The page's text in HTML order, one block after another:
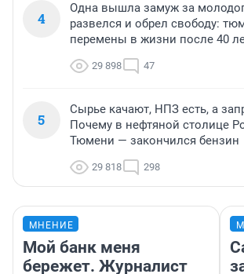
4
Одна вышла замуж за
развелся и обрел свободу:
перемены в жизни после 40
29 898 47
5
Сырье качают, НПЗ есть, а
Почему в нефтяной столице
Тюмени — закончился бензин
29 818 298
МНЕНИЕ
Мой банк меня
бережет. Журналист